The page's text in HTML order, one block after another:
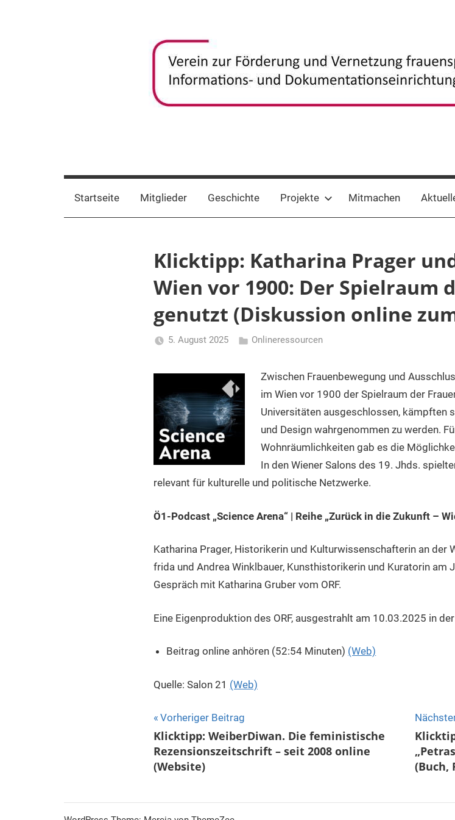
frida-
verein
zur
Förderung
Dokumentationseinrichtungen
Startseite Mitglieder Geschichte Projekte Mitmachen
Klicktipp: Katharina Prager
Wien vor 1900: Der Spielraum
genutzt (Diskussion online
5. August 2025
Gerhalter
Onlineressourcen
Zwischen Frauenbewegung und
im Wien vor 1900 der Spielraum der
Universitäten ausgeschlossen, kämpften
und Design wahrgenommen zu werden.
Wohnräumlichkeiten gab es die
In den Wiener Salons des 19. Jhds.
relevant für kulturelle und politische Netzwerke.
Ö1-Podcast „Science Arena“ | Reihe „Zurück in die Zukunft –
Katharina Prager, Historikerin und Kulturwissenschafterin an
frida und Andrea Winklbauer, Kunsthistorikerin und Kuratorin am
Gespräch mit Katharina Gruber vom ORF.
Eine Eigenproduktion des ORF, ausgestrahlt am 10.03.2025 in
Beitrag online anhören (52:54 Minuten) (Web)
Quelle: Salon 21 (Web)
Beitragsnavigation
Vorheriger Beitrag
Klicktipp: WeiberDiwan. Die feministische
Rezensionszeitschrift – seit 2008 online
(Website)
(Buch,